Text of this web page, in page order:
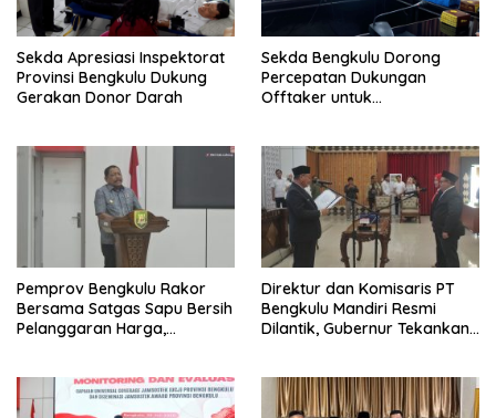
Sekda Apresiasi Inspektorat
Provinsi Bengkulu Dukung
Gerakan Donor Darah
Sekda Bengkulu Dorong
Percepatan Dukungan
Offtaker untuk
Pemprov Bengkulu Rakor
Bersama Satgas Sapu Bersih
Pelanggaran Harga,
Masih Jadi Sorotan
Direktur dan Komisaris PT
Bengkulu Mandiri Resmi
Dilantik, Gubernur Tekankan